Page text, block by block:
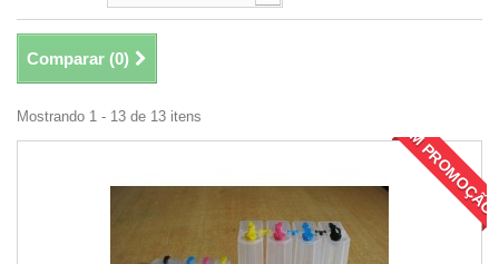
Comparar (0)
Mostrando 1 - 13 de 13 itens
EM